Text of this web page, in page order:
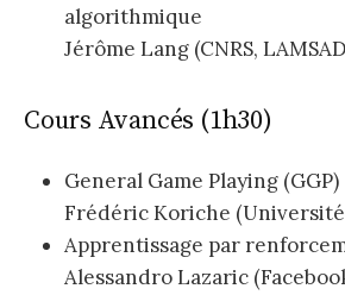
algorithmique
Jérôme Lang (CNRS,
Cours Avancés (1h30)
General Game Playing (GGP)
Frédéric Koriche (Université
Apprentissage par
Alessandro Lazaric